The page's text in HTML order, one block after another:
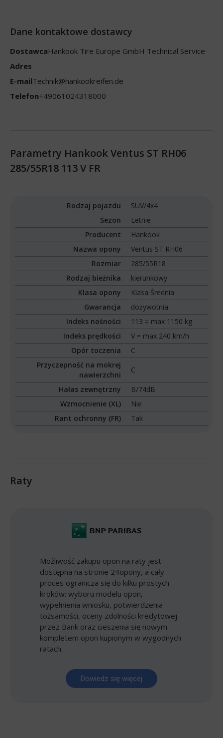
Dane kontaktowe dostawcy
DostawcaHankook Tire Europe GmbH Technical Service
Adres
E-mailTechnik@hankookreifen.de
Telefon+49061024318000
Parametry Hankook Ventus ST RH06
285/55R18 113 V FR
Rodzaj pojazdu
SUV/4x4
Sezon
Letnie
Producent
Hankook
Nazwa opony
Ventus ST RH06
Rozmiar
285/55R18
Rodzaj bieżnika
kierunkowy
Klasa opony
Klasa Średnia
Gwarancja
dożywotnia
Indeks nośności
113 = max 1150 kg
Indeks prędkości
V = max 240 km/h
Opór toczenia
C
Przyczepność na mokrej
nawierzchni
C
Hałas zewnętrzny
B/74dB
Wzmocnienie (XL)
Nie
Rant ochronny (FR)
Tak
Raty
Możliwość zakupu opon na raty jest
dostępna na stronie 24opony, a cały
proces ogranicza się do kilku prostych
kroków: wyboru modelu opon,
wypełnienia wniosku, potwierdzenia
tożsamości, oceny zdolności kredytowej
przez Bank oraz cieszenia się nowym
kompletem opon kupionym w wygodnych
ratach.
Dowiedz się więcej